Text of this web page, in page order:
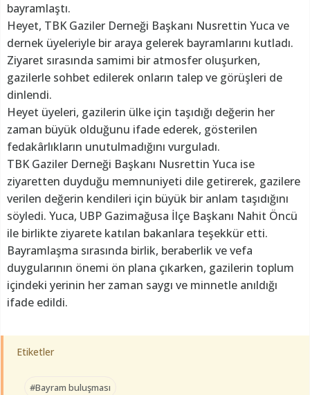
bayramlaştı.
Heyet, TBK Gaziler Derneği Başkanı Nusrettin Yuca ve
dernek üyeleriyle bir araya gelerek bayramlarını kutladı.
Ziyaret sırasında samimi bir atmosfer oluşurken,
gazilerle sohbet edilerek onların talep ve görüşleri de
dinlendi.
Heyet üyeleri, gazilerin ülke için taşıdığı değerin her
zaman büyük olduğunu ifade ederek, gösterilen
fedakârlıkların unutulmadığını vurguladı.
TBK Gaziler Derneği Başkanı Nusrettin Yuca ise
ziyaretten duyduğu memnuniyeti dile getirerek, gazilere
verilen değerin kendileri için büyük bir anlam taşıdığını
söyledi. Yuca, UBP Gazimağusa İlçe Başkanı Nahit Öncü
ile birlikte ziyarete katılan bakanlara teşekkür etti.
Bayramlaşma sırasında birlik, beraberlik ve vefa
duygularının önemi ön plana çıkarken, gazilerin toplum
içindeki yerinin her zaman saygı ve minnetle anıldığı
ifade edildi.
Etiketler
#Bayram buluşması